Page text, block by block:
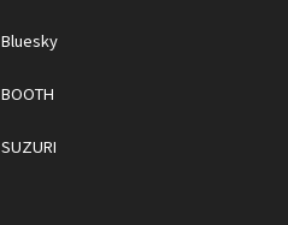
Bluesky
BOOTH
SUZURI